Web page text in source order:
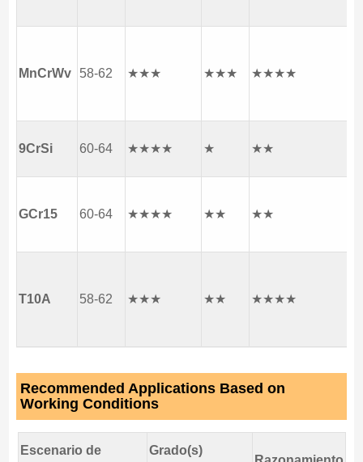
MnCrWv 58-62 ★★★ ★★★ ★★★★
9CrSi 60-64 ★★★★ ★ ★★
GCr15 60-64 ★★★★ ★★ ★★
T10A 58-62 ★★★ ★★ ★★★★
Recommended Applications Based on
Working Conditions
Escenario de
Grado(s)